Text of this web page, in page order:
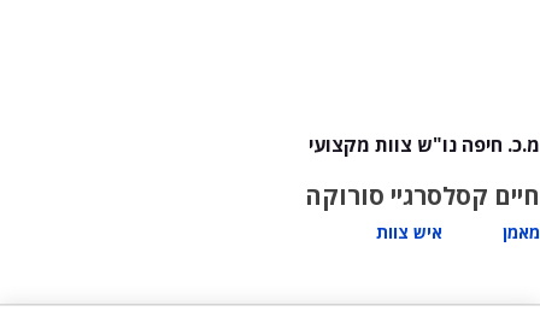
מ.כ. חיפה נו"ש צוות מקצועי
חיים קסל
מאמן
סרגיי סורוקה
איש צוות